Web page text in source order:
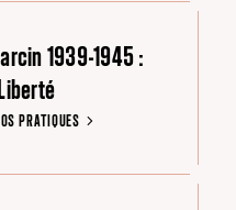
1939-1945 :
PRATIQUES